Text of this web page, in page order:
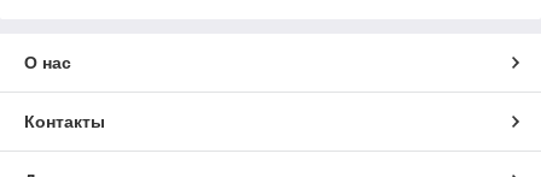
О нас
Контакты